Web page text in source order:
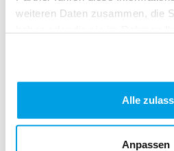
weiteren Daten zusammen, die
Alle
Anpassen